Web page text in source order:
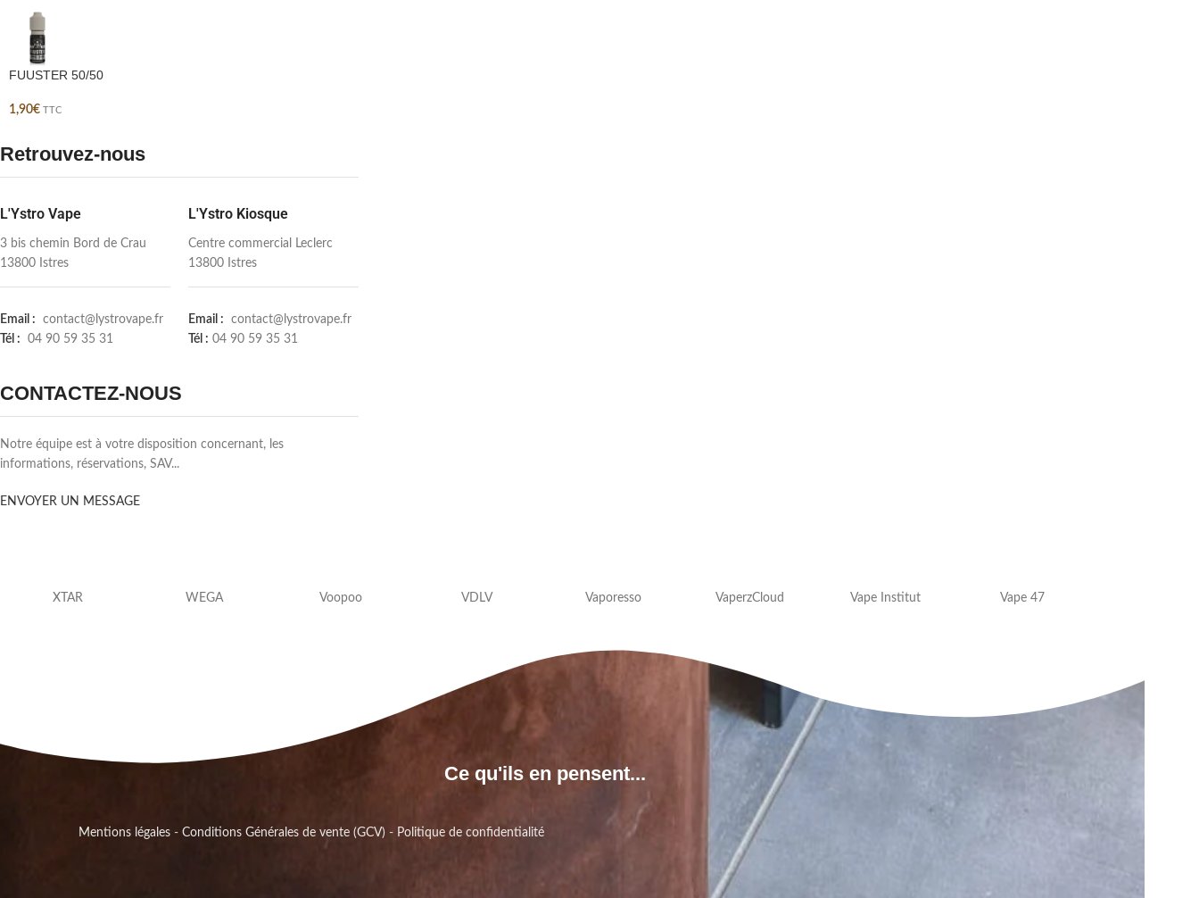
FUUSTER 50/50
1,90€ TTC
Retrouvez-nous
L'Ystro Vape
3 bis chemin Bord de Crau
13800 Istres
Email : contact@lystrovape.fr
Tél : 04 90 59 35 31
L'Ystro Kiosque
Centre commercial Leclerc
13800 Istres
Email : contact@lystrovape.fr
Tél : 04 90 59 35 31
CONTACTEZ-NOUS
Notre équipe est à votre disposition concernant, les
informations, réservations, SAV...
ENVOYER UN MESSAGE
XTAR WEGA Voopoo VDLV Vaporesso VaperzCloud Vape Institut Vape 47
Ce qu'ils en pensent...
Mentions légales- Conditions Générales de vente (GCV) - Politique de confidentialité